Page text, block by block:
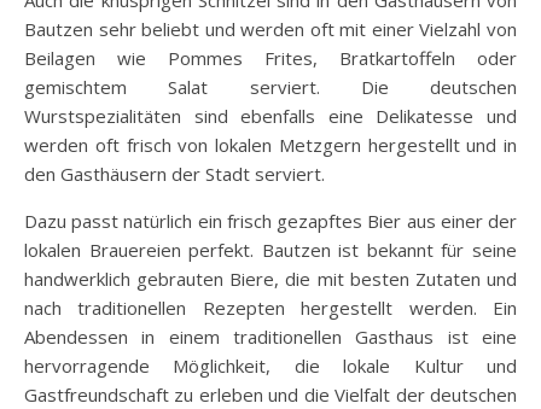
Bautzen sehr beliebt und werden oft mit einer Vielzahl von
Beilagen wie Pommes Frites, Bratkartoffeln oder
gemischtem Salat serviert. Die deutschen
Wurstspezialitäten sind ebenfalls eine Delikatesse und
werden oft frisch von lokalen Metzgern hergestellt und in
den Gasthäusern der Stadt serviert.
Dazu passt natürlich ein frisch gezapftes Bier aus einer der
lokalen Brauereien perfekt. Bautzen ist bekannt für seine
handwerklich gebrauten Biere, die mit besten Zutaten und
nach traditionellen Rezepten hergestellt werden. Ein
Abendessen in einem traditionellen Gasthaus ist eine
hervorragende Möglichkeit, die lokale Kultur und
Gastfreundschaft zu erleben und die Vielfalt der deutschen